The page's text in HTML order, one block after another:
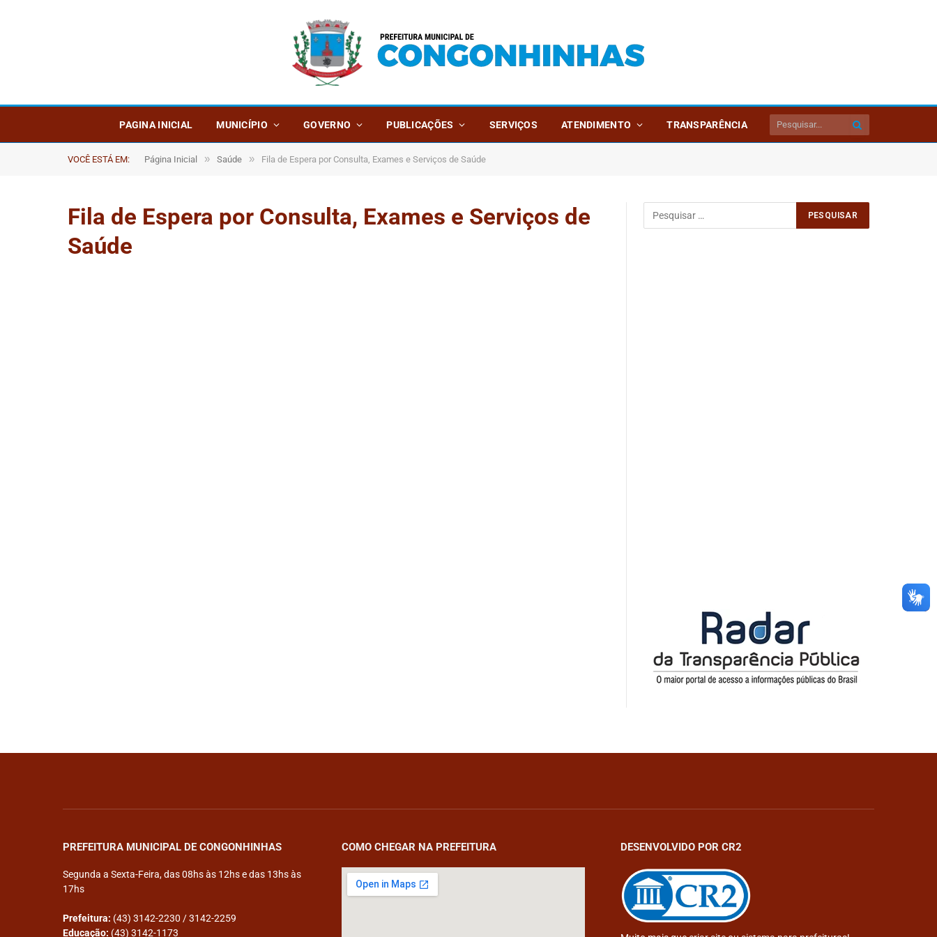
PAGINA INICIAL MUNICÍPIO GOVERNO PUBLICAÇÕES SERVIÇOS ATENDIMENTO TRANSPARÊNCIA
VOCÊ ESTÁ EM: Página Inicial » Saúde » Fila de Espera por Consulta, Exames e Serviços de Saúde
Fila de Espera por Consulta, Exames e Serviços de
Saúde
PREFEITURA MUNICIPAL DE CONGONHINHAS
Segunda a Sexta-Feira, das 08hs às 12hs e das 13hs às
17hs
Prefeitura: (43) 3142-2230 / 3142-2259
Educação: (43) 3142-1173
COMO CHEGAR NA PREFEITURA DESENVOLVIDO POR CR2